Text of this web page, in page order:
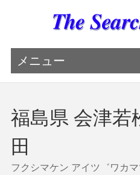
メニュー
福島県 会津若
田
フクシマケン アイツ゛ワカ